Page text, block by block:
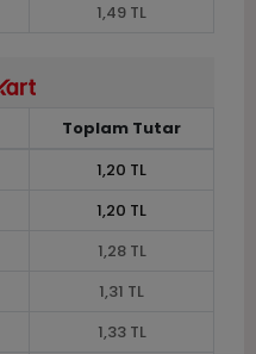
1,49 TL
Toplam Tutar
1,20 TL
1,20 TL
1,28 TL
1,31 TL
1,33 TL